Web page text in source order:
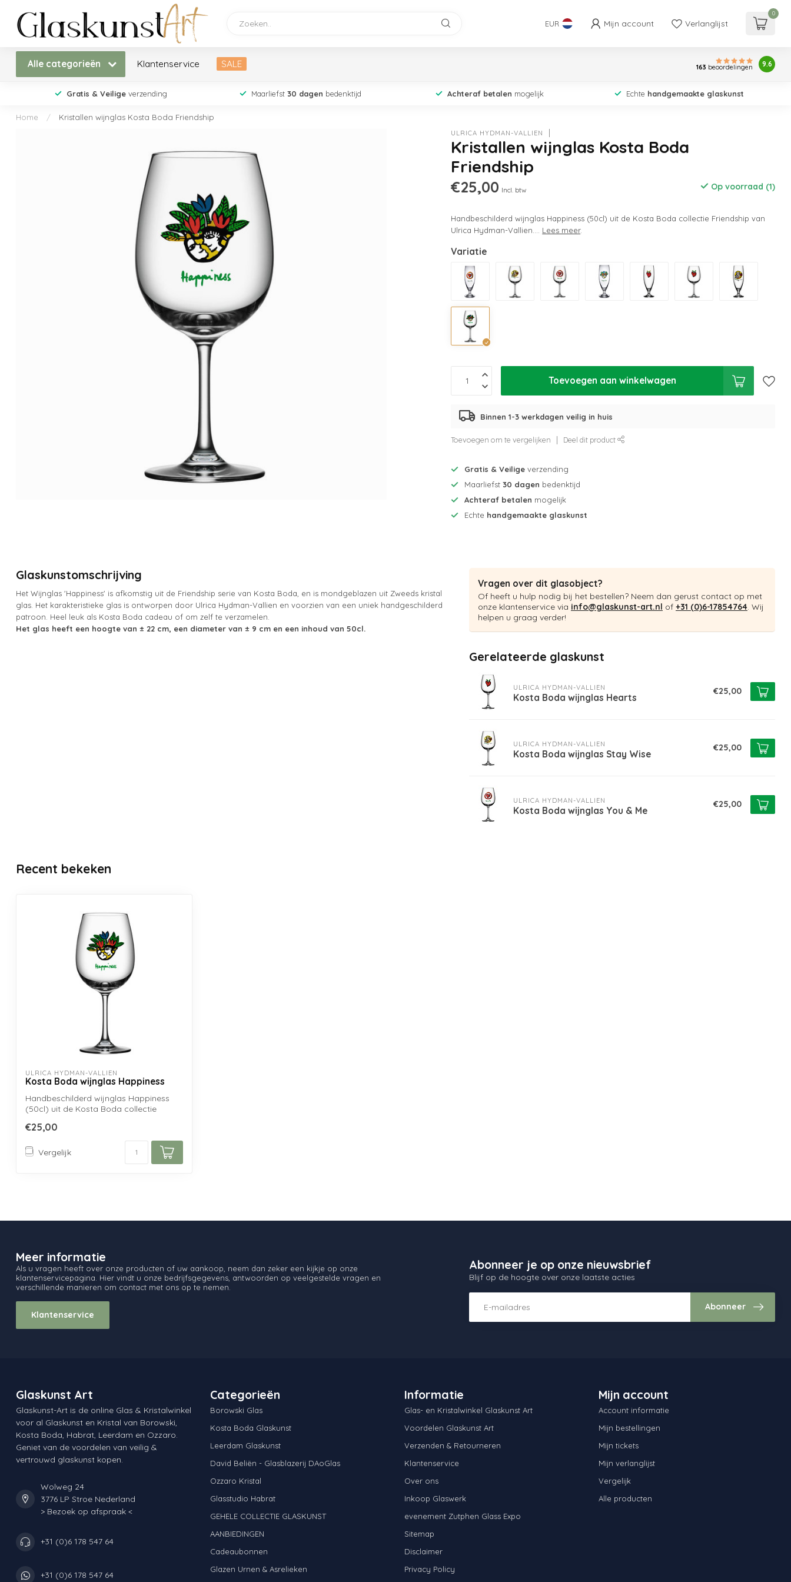
EUR Mijn account Verlanglijst
0
Alle categorieën Klantenservice SALE 163 beoordelingen 9.6
Gratis & Veiligeverzending Maarliefst 30 dagen bedenktijd Achteraf betalen mogelijk Echte handgemaakte glaskunst
Home / Kristallen wijnglas Kosta Boda Friendship
ULRICA HYDMAN-VALLIEN
Kristallen wijnglas Kosta Boda
Friendship
€25,00 Incl. btw Op voorraad (1)
Handbeschilderd wijnglas Happiness (50cl) uit de Kosta Boda collectie Friendship van
Ulrica Hydman-Vallien.... Lees meer.
Variatie
Toevoegen aan winkelwagen
Binnen 1-3 werkdagen veilig in huis
Toevoegen om te vergelijken Deel dit product
Gratis & Veilige verzending
Maarliefst30 dagen bedenktijd
Achteraf betalen mogelijk
Echte handgemaakte glaskunst
Glaskunstomschrijving
Het Wijnglas 'Happiness' is afkomstig uit de Friendship serie van Kosta Boda, en is mondgeblazen uit Zweeds kristal
glas. Het karakteristieke glas is ontworpen door Ulrica Hydman-Vallien en voorzien van een uniek handgeschilderd
patroon. Heel leuk als Kosta Boda cadeau of om zelf te verzamelen.
Het glas heeft een hoogte van ± 22 cm, een diameter van ± 9 cm en een inhoud van 50cl.
Vragen over dit glasobject?
Of heeft u hulp nodig bij het bestellen? Neem dan gerust contact op met
onze klantenservice via info@glaskunst-art.nl of +31 (0)6-17854764. Wij
helpen u graag verder!
Gerelateerde glaskunst
ULRICA HYDMAN-VALLIEN
Kosta Boda wijnglas Hearts
€25,00
ULRICA HYDMAN-VALLIEN
Kosta Boda wijnglas Stay Wise
€25,00
ULRICA HYDMAN-VALLIEN
Kosta Boda wijnglas You & Me
€25,00
Recent bekeken
ULRICA HYDMAN-VALLIEN
Kosta Boda wijnglas Happiness
Handbeschilderd wijnglas Happiness
(50cl) uit de Kosta Boda collectie
€25,00
Vergelijk
Meer informatie
Als u vragen heeft over onze producten of uw aankoop, neem dan zeker een kijkje op onze
klantenservicepagina. Hier vindt u onze bedrijfsgegevens, antwoorden op veelgestelde vragen en
verschillende manieren om contact met ons op te nemen.
Klantenservice
Abonneer je op onze nieuwsbrief
Blijf op de hoogte over onze laatste acties
Abonneer
Glaskunst Art
Glaskunst-Art is de online Glas & Kristalwinkel
voor al Glaskunst en Kristal van Borowski,
Kosta Boda, Habrat, Leerdam en Ozzaro.
Geniet van de voordelen van veilig &
vertrouwd glaskunst kopen.
Wolweg 24
3776 LP Stroe Nederland
> Bezoek op afspraak <
+31 (0)6 178 547 64
+31 (0)6 178 547 64
Categorieën
Borowski Glas
Kosta Boda Glaskunst
Leerdam Glaskunst
David Beliën - Glasblazerij DAoGlas
Ozzaro Kristal
Glasstudio Habrat
GEHELE COLLECTIE GLASKUNST
AANBIEDINGEN
Cadeaubonnen
Glazen Urnen & Asrelieken
Informatie
Glas- en Kristalwinkel Glaskunst Art
Voordelen Glaskunst Art
Verzenden & Retourneren
Klantenservice
Over ons
Inkoop Glaswerk
evenement Zutphen Glass Expo
Sitemap
Disclaimer
Privacy Policy
Mijn account
Account informatie
Mijn bestellingen
Mijn tickets
Mijn verlanglijst
Vergelijk
Alle producten